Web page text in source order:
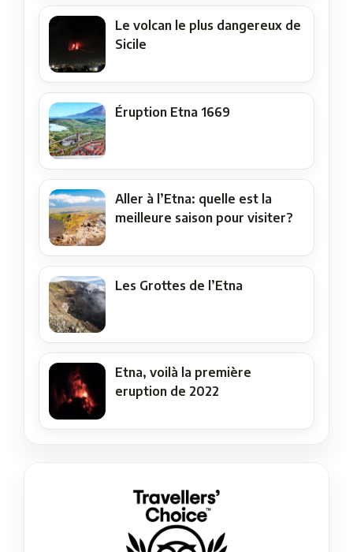
Le volcan le plus dangereux de
Sicile
Éruption Etna 1669
Aller à l’Etna: quelle est la
meilleure saison pour visiter?
Les Grottes de l’Etna
Etna, voilà la première
eruption de 2022